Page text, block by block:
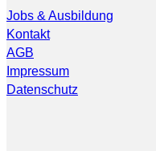
Jobs & Ausbildung
Kontakt
AGB
Impressum
Datenschutz